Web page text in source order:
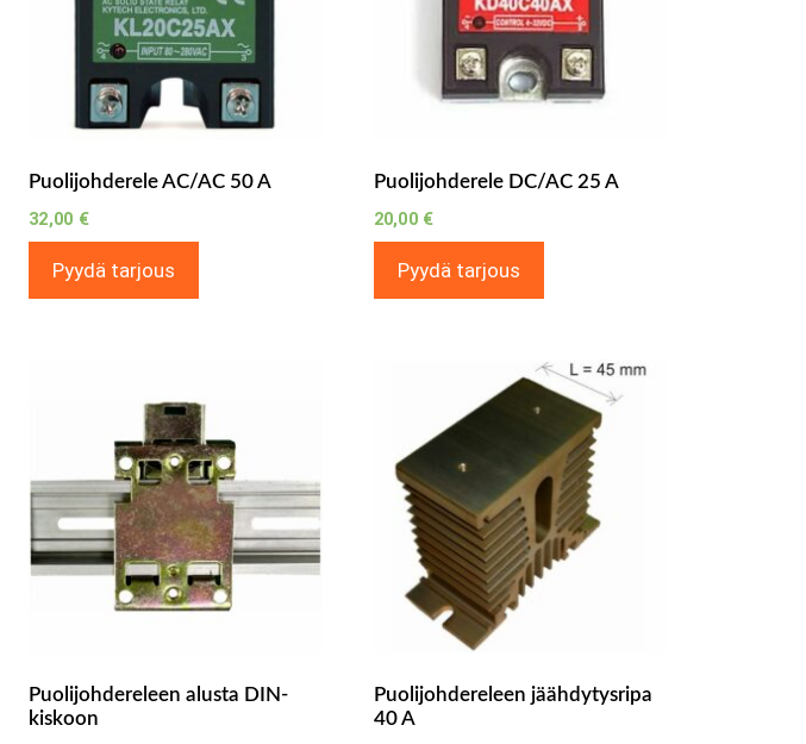
Puolijohderele AC/AC 50 A
32,00 €
Pyydä tarjous
Puolijohderele DC/AC 25 A
20,00 €
Pyydä tarjous
Puolijohdereleen alusta DIN-
kiskoon
Puolijohdereleen jäähdytysripa
40 A